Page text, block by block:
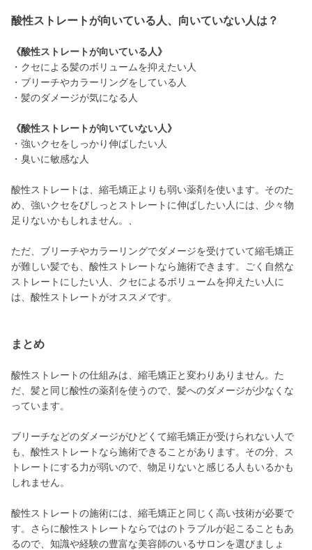
酸性ストレートが向いている人、向いていない人は？
《酸性ストレートが向いている人》
・クセによる髪のボリュームを抑えたい人
・ブリーチやカラーリングをしている人
・髪のダメージが気になる人
《酸性ストレートが向いていない人》
・強いクセをしっかり伸ばしたい人
・臭いに敏感な人
酸性ストレートは、縮毛矯正よりも弱い薬剤を使います。そのた
め、強いクセをびしっとストレートに伸ばしたい人には、少々物
足りないかもしれません。、
ただ、ブリーチやカラーリングでダメージを受けていて縮毛矯正
が難しい髪でも、酸性ストレートなら施術できます。ごく自然な
ストレートにしたい人、クセによるボリュームを抑えたい人に
は、酸性ストレートがオススメです。
まとめ
酸性ストレートの仕組みは、縮毛矯正と変わりありません。た
だ、髪と同じ酸性の薬剤を使うので、髪へのダメージが少なくな
っています。
ブリーチなどのダメージがひどくて縮毛矯正が受けられない人で
も、酸性ストレートなら施術できることがあります。その分、ス
トレートにする力が弱いので、物足りないと感じる人もいるかも
しれません。
酸性ストレートの施術には、縮毛矯正と同じく高い技術が必要で
す。さらに酸性ストレートならではのトラブルが起こることもあ
るので、知識や経験の豊富な美容師のいるサロンを選びましょ